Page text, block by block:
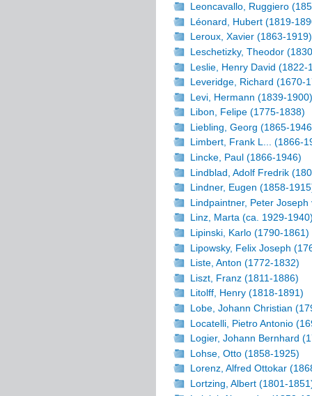
Leoncavallo, Ruggiero
Léonard, Hubert (1819-
Leroux, Xavier (1863-1919)
Leschetizky, Theodor
Leslie, Henry David (1822-
Leveridge, Richard (1670-
Levi, Hermann (1839-1900)
Libon, Felipe (1775-1838)
Liebling, Georg (1865-
Limbert, Frank L... (1866-
Lincke, Paul (1866-1946)
Lindblad, Adolf Fredrik
Lindner, Eugen (1858-
Lindpaintner, Peter
Linz, Marta (ca. 1929-
Lipinski, Karlo (1790-1861)
Lipowsky, Felix Joseph
Liste, Anton (1772-1832)
Liszt, Franz (1811-1886)
Litolff, Henry (1818-1891)
Lobe, Johann Christian
Locatelli, Pietro Antonio
Logier, Johann Bernhard
Lohse, Otto (1858-1925)
Lorenz, Alfred Ottokar
Lortzing, Albert (1801-